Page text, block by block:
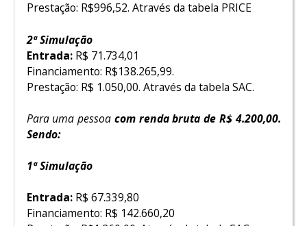
Prestação: R$996,52. Através da tabela PRICE
2ª Simulação
Entrada:R$ 71.734,01
Financiamento: R$138.265,99.
Prestação: R$ 1.050,00. Através da tabela SAC.
Para uma pessoa com renda bruta de R$ 4.200,00.
Sendo:
1ª Simulação
Entrada:R$ 67.339,80
Financiamento: R$ 142.660,20